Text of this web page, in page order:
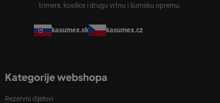
trimere, kosilice i drugu vrtnu i šumsku opremu.
kasumex.sk kasumex.cz
Kategorije webshopa
Rezervni dijelovi